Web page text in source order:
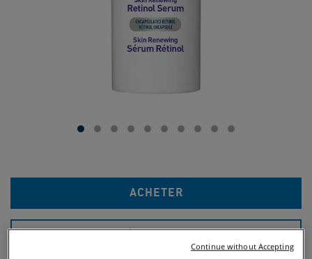
ACHETER
OÙ ACHETER
Continue without Accepting